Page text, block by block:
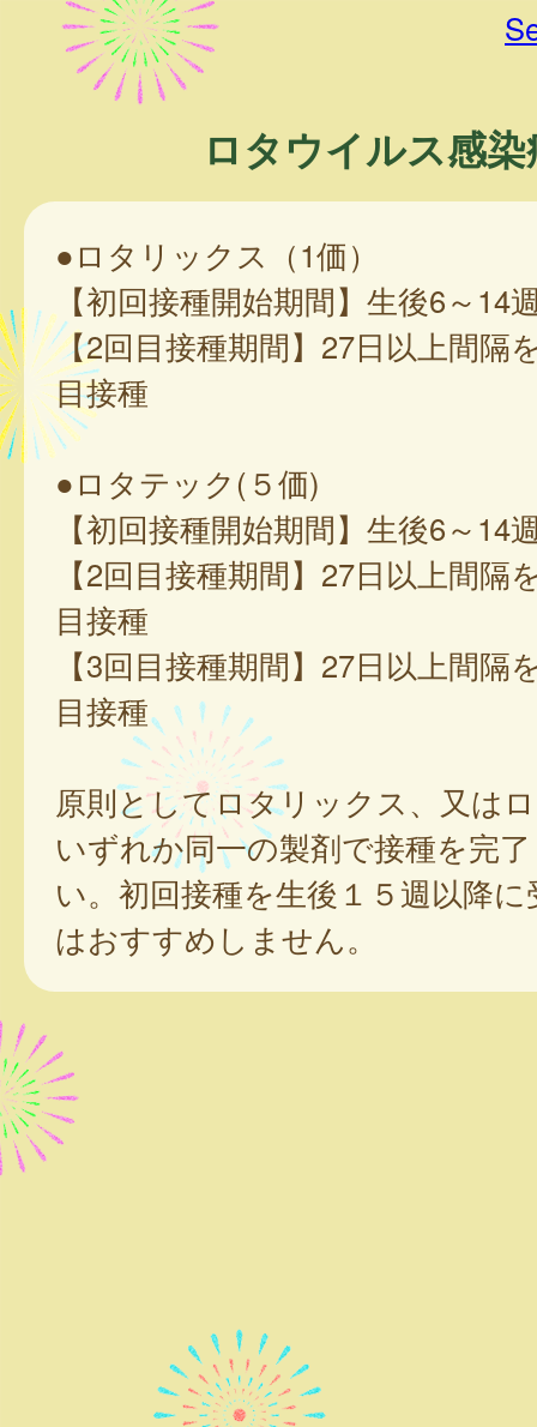
ロタウイルス感染
●ロタリックス（1価）
【初回接種開始期間】生後6～14
【2回目接種期間】27日以上間隔
目接種
●ロタテック(５価)
【初回接種開始期間】生後6～14
【2回目接種期間】27日以上間隔
目接種
【3回目接種期間】27日以上間隔
目接種
原則としてロタリックス、又は
いずれか同一の製剤で接種を完
い。初回接種を生後１５週以降
はおすすめしません。